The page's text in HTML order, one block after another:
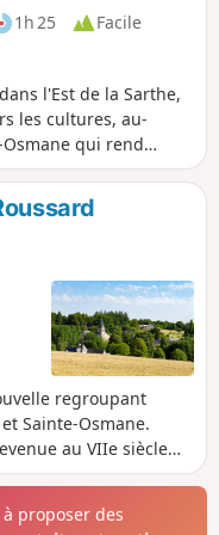
1h 25
Facile
l'Est de la Sarthe,
les cultures, au-
qui rend
massive statue, visible
insolite, la sainte,
de Courtanvaux,
en effet recluse en
regroupant
Sainte-Osmane.
au VIIe siècle
remaniée vers 1540,
eux-mêmes la
proposer des